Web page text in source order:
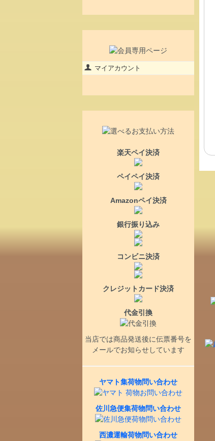
マイアカウント
楽天ペイ決済
ペイペイ決済
Amazonペイ決済
銀行振り込み
コンビニ決済
クレジットカード決済
代金引換
当店では商品発送後に伝票番号を
メールでお知らせしています
ヤマト集荷物問い合わせ
佐川急便集荷物問い合わせ
西濃運輸荷物問い合わせ